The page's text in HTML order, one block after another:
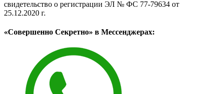
свидетельство о регистрации ЭЛ № ФС 77-79634 от
25.12.2020 г.
«Совершенно Секретно» в Мессенджерах: